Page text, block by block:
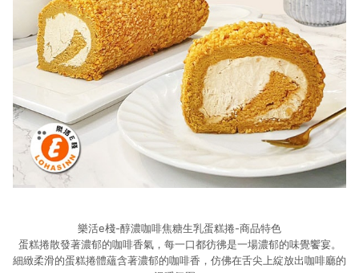
樂活e棧-醇濃咖啡焦糖生乳蛋糕捲-商品特色
蛋糕捲散發著濃郁的咖啡香氣，每一口都彷彿是一場濃郁的味覺饗宴。
細緻柔滑的蛋糕捲體蘊含著濃郁的咖啡香，仿佛在舌尖上綻放出咖啡廳的